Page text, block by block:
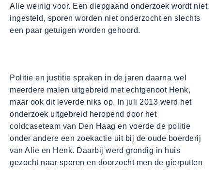
Alie weinig voor. Een diepgaand onderzoek wordt niet
ingesteld, sporen worden niet onderzocht en slechts
een paar getuigen worden gehoord.
Politie en justitie spraken in de jaren daarna wel
meerdere malen uitgebreid met echtgenoot Henk,
maar ook dit leverde niks op. In juli 2013 werd het
onderzoek uitgebreid heropend door het
coldcaseteam van Den Haag en voerde de politie
onder andere een zoekactie uit bij de oude boerderij
van Alie en Henk. Daarbij werd grondig in huis
gezocht naar sporen en doorzocht men de gierputten